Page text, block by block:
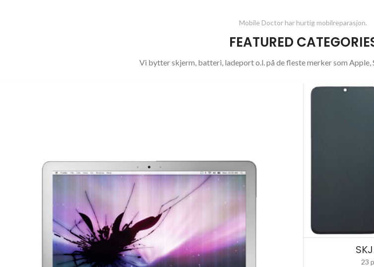
Mobile Doctor har hurtig mobilreparasjon.
FEATURED
Vi bytter skjerm, batteri, ladeport o.l. på de fleste merker som Apple,
23